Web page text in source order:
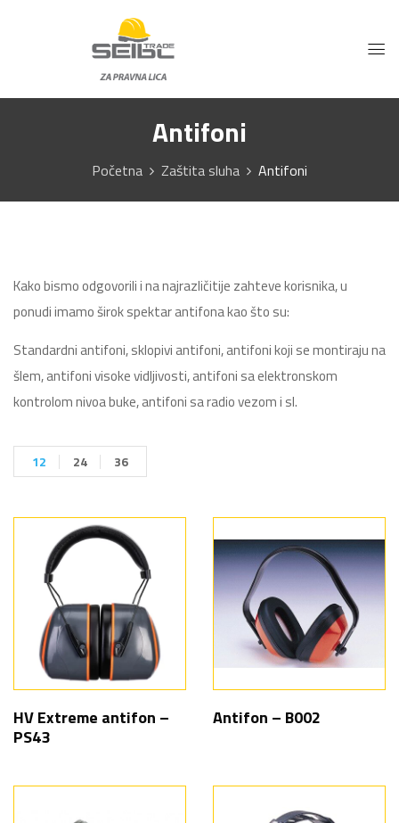
Antifoni
Početna Zaštita sluha Antifoni
Kako bismo odgovorili i na najrazličitije zahteve korisnika, u
ponudi imamo širok spektar antifona kao što su:
Standardni antifoni, sklopivi antifoni, antifoni koji se montiraju na
šlem, antifoni visoke vidljivosti, antifoni sa elektronskom
kontrolom nivoa buke, antifoni sa radio vezom i sl.
12 24 36
HV Extreme antifon –
PS43
Antifon – B002